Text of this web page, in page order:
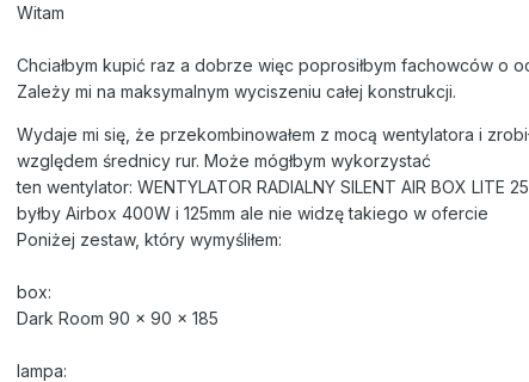
Witam
Chciałbym kupić raz a dobrze więc poprosiłbym fachowców o
Zależy mi na maksymalnym wyciszeniu całej konstrukcji.
Wydaje mi się, że przekombinowałem z mocą wentylatora i
względem średnicy rur. Może mógłbym wykorzystać
ten wentylator: WENTYLATOR RADIALNY SILENT AIR BOX
byłby Airbox 400W i 125mm ale nie widzę takiego w ofercie
Poniżej zestaw, który wymyśliłem:
box:
Dark Room 90 x 90 x 185
lampa: